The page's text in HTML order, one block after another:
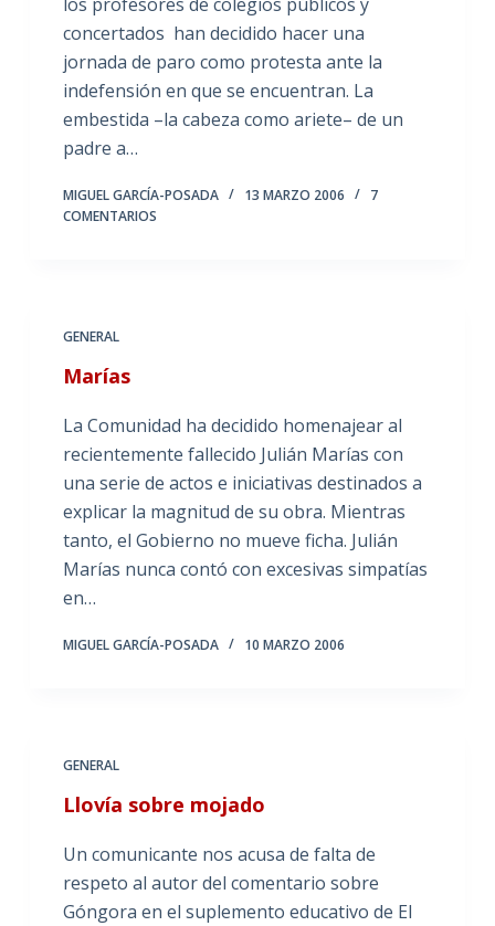
concertados han decidido hacer una
jornada de paro como protesta ante la
indefensión en que se encuentran. La
embestida –la cabeza como ariete– de un
padre a…
MIGUEL GARCÍA-POSADA 13 MARZO 2006
7
COMENTARIOS
GENERAL
Marías
La Comunidad ha decidido homenajear al
recientemente fallecido Julián Marías con
una serie de actos e iniciativas destinados a
explicar la magnitud de su obra. Mientras
tanto, el Gobierno no mueve ficha. Julián
Marías nunca contó con excesivas simpatías
en…
MIGUEL GARCÍA-POSADA 10 MARZO 2006
GENERAL
Llovía sobre mojado
Un comunicante nos acusa de falta de
respeto al autor del comentario sobre
Góngora en el suplemento educativo de El